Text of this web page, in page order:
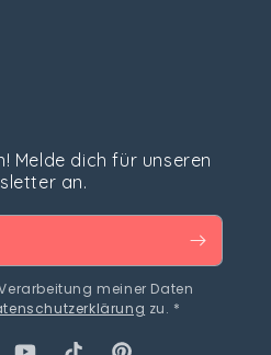
Melde dich für unseren
an.
meiner Daten
zu. *